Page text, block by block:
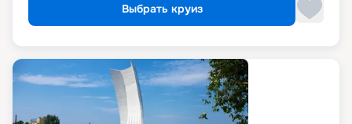
Выбрать круиз